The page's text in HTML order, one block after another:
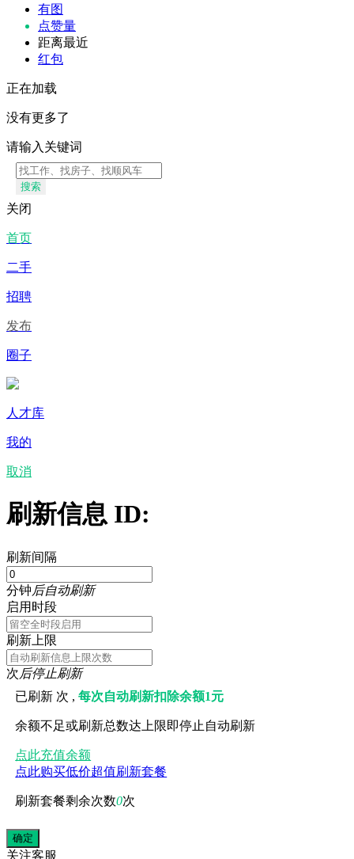
有图
点赞量
距离最近
红包
正在加载
没有更多了
请输入关键词
搜索
关闭
首页
二手
招聘
发布
圈子
人才库
我的
取消
刷新信息 ID:
刷新间隔
分钟后自动刷新
启用时段
刷新上限
次后停止刷新
已刷新 次 ,每次自动刷新扣除余额1元
余额不足或刷新总数达上限即停止自动刷新
点此充值余额
点此购买低价超值刷新套餐
刷新套餐剩余次数0次
关注客服